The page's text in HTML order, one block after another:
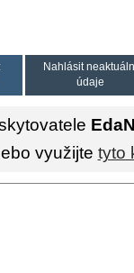
Nahlásit
údaje
využijte tyto